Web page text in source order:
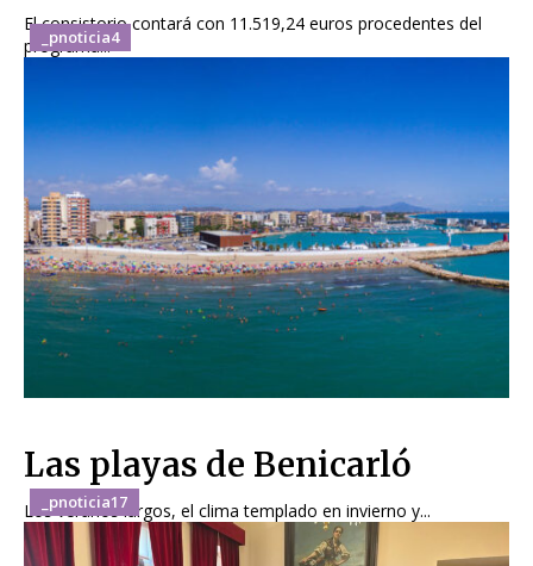
_pnoticia4
El consistorio contará con 11.519,24 euros procedentes del
programa...
_pnoticia17
Las playas de Benicarló
Los veranos largos, el clima templado en invierno y...